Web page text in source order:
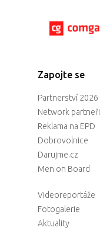
Zapojte se
Partnerství 2026
Network partneři
Reklama na EPD
Dobrovolnice
Darujme.cz
Men on Board
Videoreportáže
Fotogalerie
Aktuality